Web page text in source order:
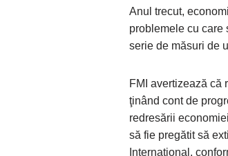
Anul trecut,
problemele cu care
serie de măsuri de
FMI avertizează că
ţinând cont de
redresării
să fie pregătit să
Internaţional,